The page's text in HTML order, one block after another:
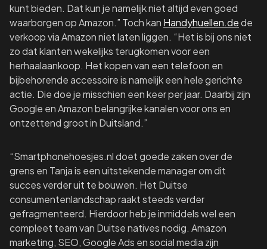
kunt bieden. Dat kun je namelijk niet altijd even goed
waarborgen op Amazon.” Toch kan Handyhuellen.dede
verkoop via Amazon niet laten liggen. “Het is bij ons niet
zo dat klanten wekelijks terugkomen voor een
herhaalaankoop. Het kopen van een telefoon en
bijbehorende accessoire is namelijk een hele gerichte
actie. Die doe je misschien een keer per jaar. Daarbij zijn
Google en Amazon belangrijke kanalen voor ons en
ontzettend groot in Duitsland.”
“Smartphonehoesjes.nl doet goede zaken over de
grens en Tanja is een uitstekende manager om dit
succes verder uit te bouwen. Het Duitse
consumentenlandschap raakt steeds verder
gefragmenteerd. Hierdoor heb je inmiddels wel een
compleet team van Duitse natives nodig. Amazon
marketing, SEO, Google Ads en social media zijn